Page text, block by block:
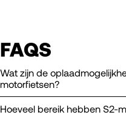
FAQS
Wat zijn de
motorfietsen?
Hoeveel bereik hebben S2-